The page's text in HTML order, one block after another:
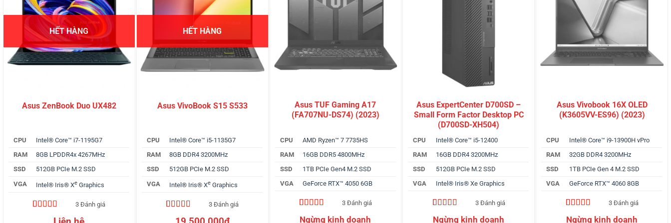
HẾT HÀNG
Asus ZenBook Duo UX482
CPU
Intel® Core™ i7-1195G7
RAM
8GB LPDDR4x 4267MHz
SSD
512GB PCIe M.2 SSD
VGA
Intel® Iris® Xe Graphics
trên 5
3 Đánh giá
HẾT HÀNG
Asus VivoBook S15 S533
CPU
Intel® Core™ i5-1135G7
RAM
8GB DDR4 3200MHz
SSD
512GB PCIe M.2 SSD
VGA
Intel® Iris® Xe Graphics
4.67 trên 5
3 Đánh giá
Asus TUF Gaming A17
(FA707NU-DS74) (2023)
CPU
AMD Ryzen™ 7 7735HS
RAM
16GB DDR5 4800MHz
SSD
1TB PCIe Gen4 M.2 SSD
VGA
GeForce RTX™ 4050 6GB
5.00 trên 5
3 Đánh giá
Asus ExpertCenter D700SD –
Small Form Factor Desktop PC
(D700SD-XH504)
CPU
Intel® Core™ i5-12400
RAM
16GB DDR4 3200MHz
SSD
512GB PCIe M.2 SSD
VGA
Intel® Iris® Xe Graphics
5.00trên 5
3 Đánh giá
Asus Vivobook 16X OLED
(K3605VV-ES96) (2023)
CPU
Intel® Core™ i9-13900H vPro
RAM
32GB DDR4 3200MHz
SSD
1TB PCIe Gen 4 M.2 SSD
VGA
GeForce RTX™ 4060 8GB
4.67trên 5
3 Đánh giá